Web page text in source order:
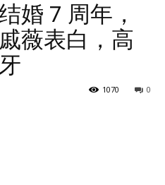
婚 7 周年，
薇表白，高
0
1070